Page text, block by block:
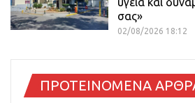
σας»
02/08/2026 18:12
ΠΡΟΤΕΙΝΟΜΕΝΑ